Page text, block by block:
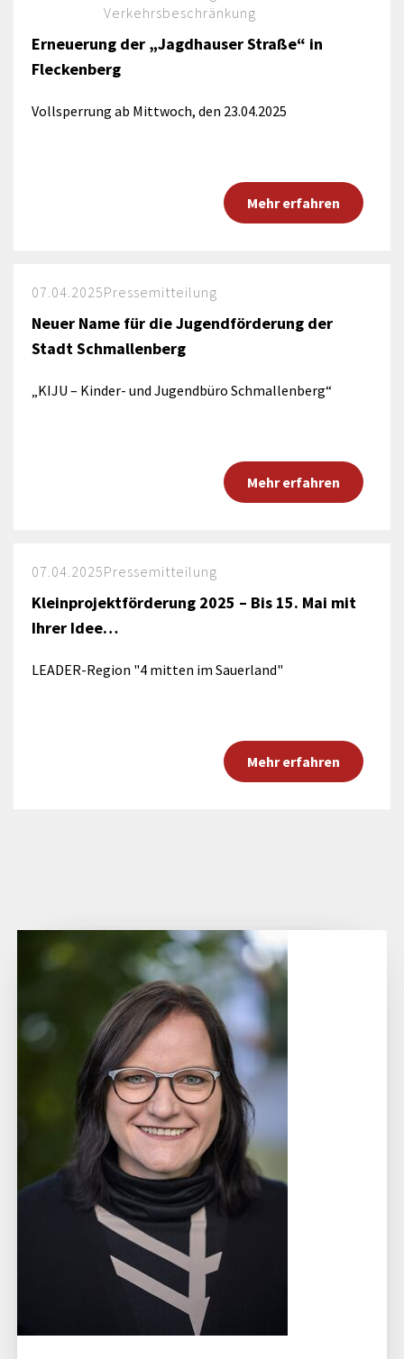
Verkehrsbeschränkung
Erneuerung der „Jagdhauser Straße“ in
Fleckenberg
Vollsperrung ab Mittwoch, den 23.04.2025
Mehr erfahren
07.04.2025Pressemitteilung
Neuer Name für die Jugendförderung der
Stadt Schmallenberg
„KIJU – Kinder- und Jugendbüro Schmallenberg“
Mehr erfahren
07.04.2025Pressemitteilung
Kleinprojektförderung 2025 – Bis 15. Mai mit
Ihrer Idee…
LEADER-Region "4 mitten im Sauerland"
Mehr erfahren